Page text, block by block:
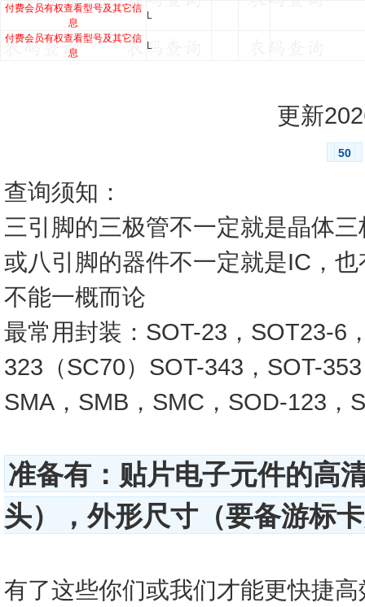
付费会员有权查看型号及其它信
息
L
付费会员有权查看型号及其它信
息
L
更新
50
查询须知：
三引脚的三极管不一定就是晶体
或八引脚的器件不一定就是IC，
不能一概而论
最常用封装：SOT-23，SOT23-6
323（SC70）SOT-343，SOT-
SMA，SMB，SMC，SOD-123，
准备有：贴片电子元件的高
头），外形尺寸（要备游标
有了这些你们或我们才能更快捷